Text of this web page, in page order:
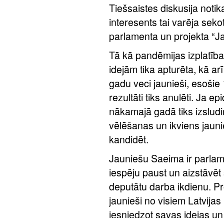
Tiešsaistes diskusija
interesents tai varēja
parlamenta un projekta
Tā kā pandēmijas
idejām tika apturēta, kā
gadu veci jaunieši,
rezultāti tiks anulēti. Ja
nākamajā gadā tiks
vēlēšanas un ikviens
kandidēt.
Jauniešu Saeima ir
iespēju paust un
deputātu darba ikdienu.
jaunieši no visiem
iesniedzot savas idejas